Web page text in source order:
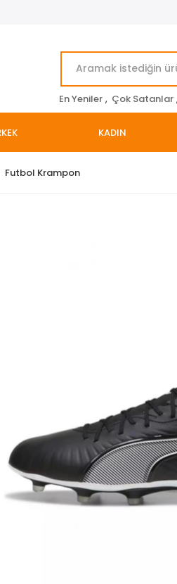
En Yeniler , Çok Satanlar ,
KADIN
Futbol Krampon